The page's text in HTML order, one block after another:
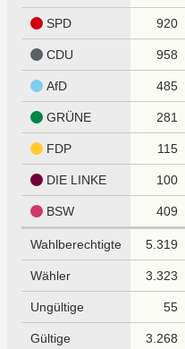
SPD 920
CDU 958
AfD 485
GRÜNE 281
FDP 115
DIE LINKE 100
BSW 409
Wahlberechtigte 5.319
Wähler 3.323
Ungültige 55
Gültige 3.268